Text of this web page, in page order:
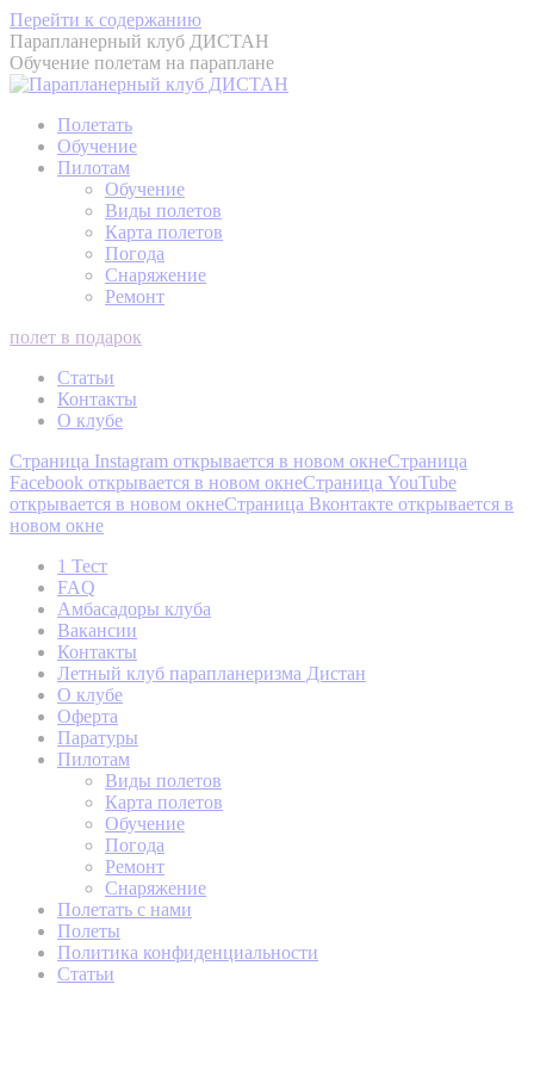
Перейти к содержанию
Парапланерный клуб ДИСТАН
Обучение полетам на параплане
Полетать
Обучение
Пилотам
Обучение
Виды полетов
Карта полетов
Погода
Снаряжение
Ремонт
полет в подарок
Статьи
Контакты
О клубе
Страница Instagram открывается в новом окнеСтраница
Facebook открывается в новом окнеСтраница YouTube
открывается в новом окнеСтраница Вконтакте открывается в
новом окне
1 Тест
FAQ
Амбасадоры клуба
Вакансии
Контакты
Летный клуб парапланеризма Дистан
О клубе
Оферта
Паратуры
Пилотам
Виды полетов
Карта полетов
Обучение
Погода
Ремонт
Снаряжение
Полетать с нами
Полеты
Политика конфиденциальности
Статьи